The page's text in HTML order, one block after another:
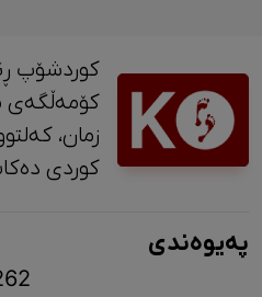
کوردشۆپ
کۆمەڵگەی
کوردی
پەیوەندی